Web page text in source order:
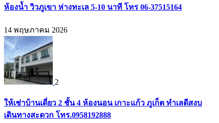
ห้องน้ำ วิวภูเขา ห่างทะเล 5-10 นาที โทร 06-37515164
14 พฤษภาคม 2026
2
ให้เช่าบ้านเดี่ยว 2 ชั้น 4 ห้องนอน เกาะแก้ว ภูเก็ต ทำเลดีสงบ
เดินทางสะดวก โทร.0958192888